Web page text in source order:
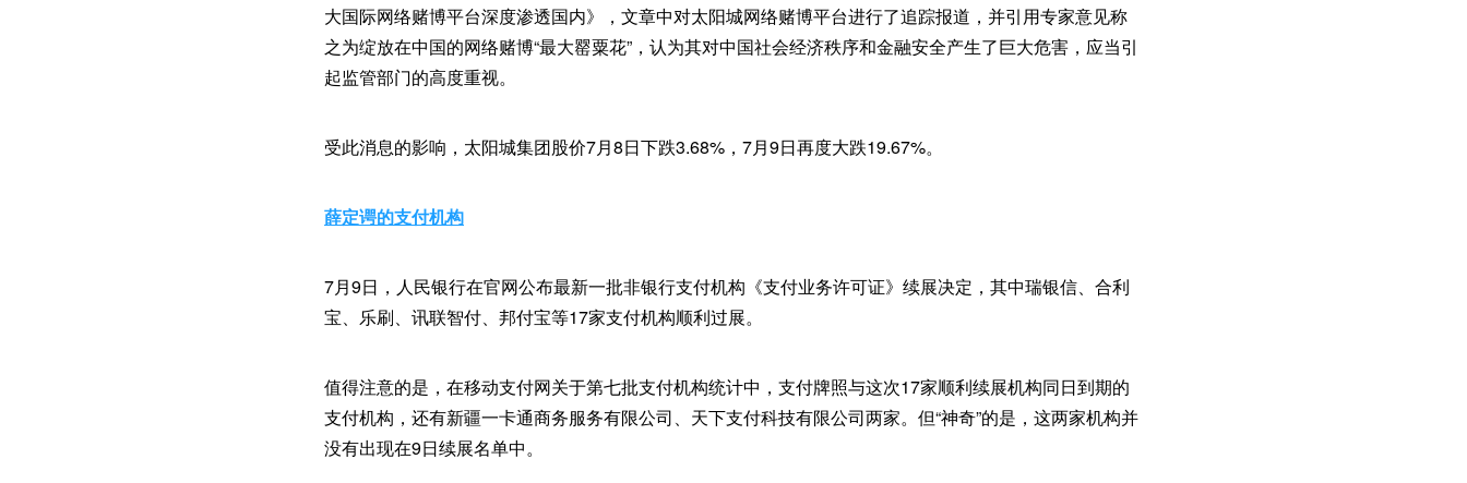
大国际网络赌博平台深度渗透国内》，文章中对太阳城网络赌博平台进行了追踪报道，并引用专家意见称
之为绽放在中国的网络赌博“最大罂粟花”，认为其对中国社会经济秩序和金融安全产生了巨大危害，应当引
起监管部门的高度重视。
受此消息的影响，太阳城集团股价7月8日下跌3.68%，7月9日再度大跌19.67%。
薛定谔的支付机构
7月9日，人民银行在官网公布最新一批非银行支付机构《支付业务许可证》续展决定，其中瑞银信、合利
宝、乐刷、讯联智付、邦付宝等17家支付机构顺利过展。
值得注意的是，在移动支付网关于第七批支付机构统计中，支付牌照与这次17家顺利续展机构同日到期的
支付机构，还有新疆一卡通商务服务有限公司、天下支付科技有限公司两家。但“神奇”的是，这两家机构并
没有出现在9日续展名单中。